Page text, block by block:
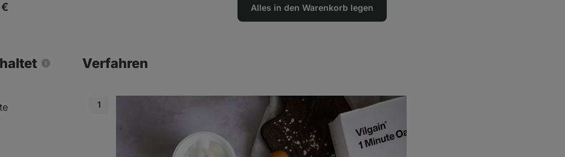
€ Alles in den Warenkorb legen
Verfahren